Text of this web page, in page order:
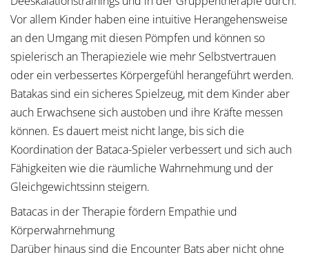
Vor allem Kinder haben eine intuitive Herangehensweise
an den Umgang mit diesen Pömpfen und können so
spielerisch an Therapieziele wie mehr Selbstvertrauen
oder ein verbessertes Körpergefühl herangeführt werden.
Batakas sind ein sicheres Spielzeug, mit dem Kinder aber
auch Erwachsene sich austoben und ihre Kräfte messen
können. Es dauert meist nicht lange, bis sich die
Koordination der Bataca-Spieler verbessert und sich auch
Fähigkeiten wie die räumliche Wahrnehmung und der
Gleichgewichtssinn steigern.
Batacas in der Therapie fördern Empathie und
Körperwahrnehmung
Darüber hinaus sind die Encounter Bats aber nicht ohne